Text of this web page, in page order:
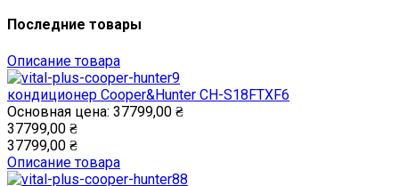
Последние товары
Описание товара
кондиционер Cooper&Hunter CH-S18FTXF6
Основная цена: 37799,00 ₴
37799,00 ₴
37799,00 ₴
Описание товара